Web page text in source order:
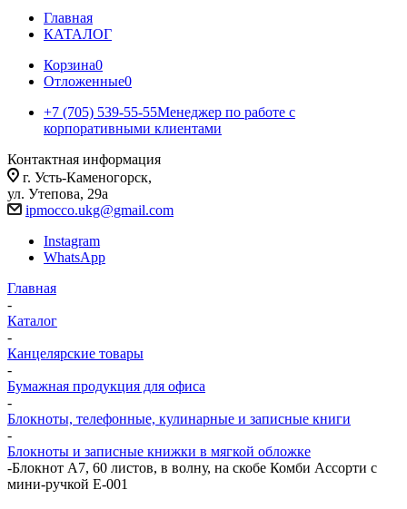
Главная
КАТАЛОГ
Корзина0
Отложенные0
+7 (705) 539-55-55Менеджер по работе с
корпоративными клиентами
Контактная информация
г. Усть-Каменогорск,
ул. Утепова, 29а
ipmocco.ukg@gmail.com
Instagram
WhatsApp
Главная
-
Каталог
-
Канцелярские товары
-
Бумажная продукция для офиса
-
Блокноты, телефонные, кулинарные и записные книги
-
Блокноты и записные книжки в мягкой обложке
-Блокнот А7, 60 листов, в волну, на скобе Комби Ассорти с
мини-ручкой Е-001